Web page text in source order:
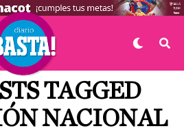
TAGGED
NACIONAL